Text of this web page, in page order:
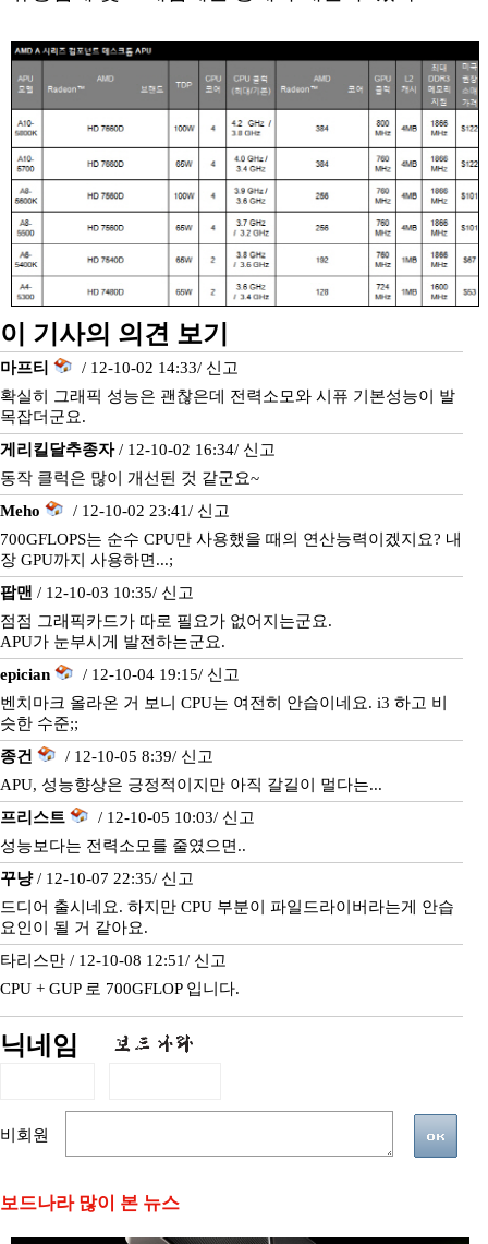
이 기사의 의견 보기
마프티 / 12-10-02 14:33/ 신고
확실히 그래픽 성능은 괜찮은데 전력소모와 시퓨 기본성능이 발
목잡더군요.
게리킬달추종자/ 12-10-02 16:34/ 신고
동작 클럭은 많이 개선된 것 같군요~
Meho
/ 12-10-02 23:41/ 신고
700GFLOPS는 순수 CPU만 사용했을 때의 연산능력이겠지요? 내
장 GPU까지 사용하면...;
팝맨 / 12-10-03 10:35/ 신고
점점 그래픽카드가 따로 필요가 없어지는군요.
APU가 눈부시게 발전하는군요.
epician
/ 12-10-04 19:15/ 신고
벤치마크 올라온 거 보니 CPU는 여전히 안습이네요. i3 하고 비
슷한 수준;;
종건
/ 12-10-05 8:39/ 신고
APU, 성능향상은 긍정적이지만 아직 갈길이 멀다는...
프리스트
/ 12-10-05 10:03/ 신고
성능보다는 전력소모를 줄였으면..
꾸냥/ 12-10-07 22:35/ 신고
드디어 출시네요. 하지만 CPU 부분이 파일드라이버라는게 안습
요인이 될 거 같아요.
타리스만 / 12-10-08 12:51/ 신고
CPU + GUP 로 700GFLOP 입니다.
닉네임
비회원
보드나라 많이 본 뉴스